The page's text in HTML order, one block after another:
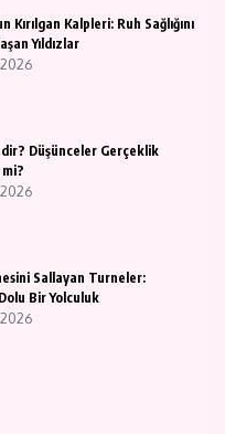
Kırılgan Kalpleri: Ruh Sağlığını
Yıldızlar
Düşünceler Gerçeklik
Sallayan Turneler:
Bir Yolculuk